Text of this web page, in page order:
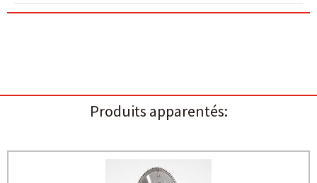
Produits apparentés: